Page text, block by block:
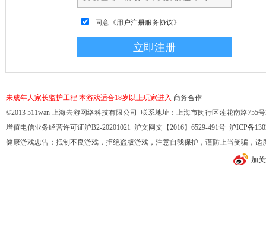
同意 《用户注册服务协议》
未成年人家长监护工程 本游戏适合18岁以上玩家进入 商务合作
©2013 511wan 上海去游网络科技有限公司 联系地址：上海市闵行区莲花南路755
增值电信业务经营许可证沪B2-20201021 沪文网文【2016】6529-491号 沪ICP备
健康游戏忠告：抵制不良游戏，拒绝盗版游戏，注意自我保护，谨防上当受骗，
加